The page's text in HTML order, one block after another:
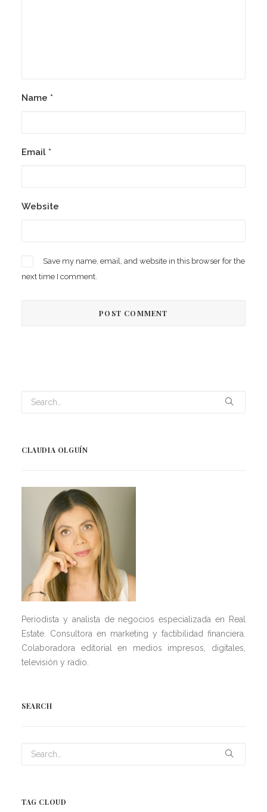
Name *
Email *
Website
Save my name, email, and website in this browser for the
next time I comment.
CLAUDIA OLGUÍN
Periodista y analista de negocios especializada en Real
Estate. Consultora en marketing y factibilidad financiera.
Colaboradora editorial en medios impresos, digitales,
televisión y radio.
SEARCH
TAG CLOUD